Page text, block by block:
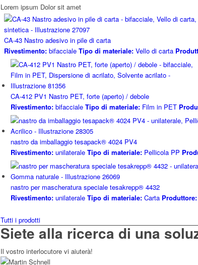
Lorem ipsum Dolor sit amet
CA-43 Nastro adesivo in pile di carta
Rivestimento: bifacciale Tipo di materiale: Vello di carta
CA-412 PV1 Nastro PET, forte (aperto) / debole
Rivestimento: bifacciale Tipo di materiale: Film in PET
nastro da imballaggio tesapack® 4024 PV4
Rivestimento: unilaterale Tipo di materiale: Pellicola PP
nastro per mascheratura speciale tesakrepp® 4432
Rivestimento: unilaterale Tipo di materiale: Carta Produttore:
Tutti i prodotti
Siete alla ricerca di una
Il vostro interlocutore vi aiuterà!